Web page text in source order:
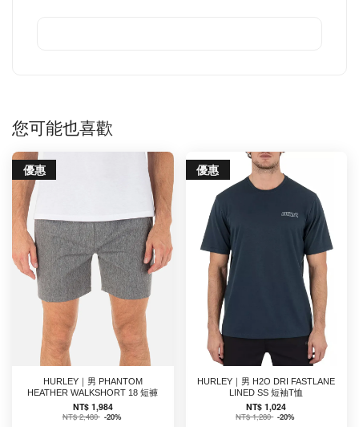
您可能也喜歡
優惠
HURLEY｜男 PHANTOM
HEATHER WALKSHORT 18 短褲
NT$ 1,984
NT$ 2,480 -20%
優惠
HURLEY｜男 H2O DRI FASTLANE
LINED SS 短袖T恤
NT$ 1,024
NT$ 1,280 -20%